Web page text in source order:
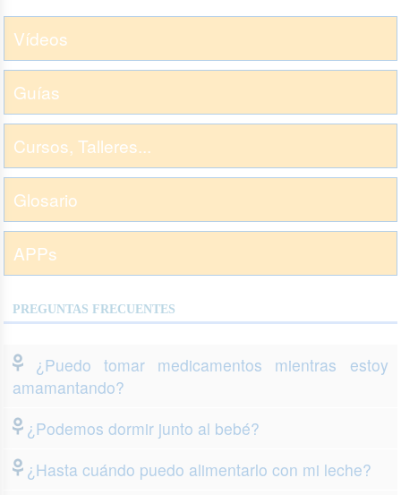
Vídeos
Guías
Cursos, Talleres...
Glosario
APPs
PREGUNTAS FRECUENTES
¿Puedo tomar medicamentos mientras estoy
amamantando?
¿Podemos dormir junto al bebé?
¿Hasta cuándo puedo alimentarlo con mi leche?